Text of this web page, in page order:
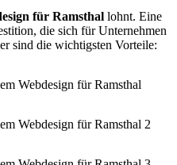
für Ramsthal lohnt. Eine
die sich für Unternehmen
sind die wichtigsten Vorteile: